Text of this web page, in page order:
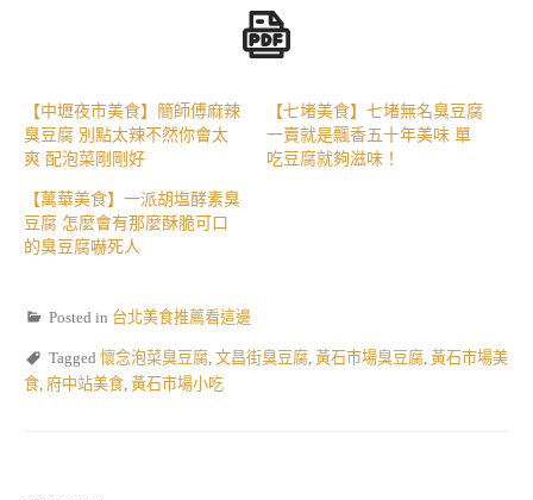
【中壢夜市美食】簡師傅麻辣
臭豆腐 別點太辣不然你會太
爽 配泡菜剛剛好
【七堵美食】七堵無名臭豆腐
一賣就是飄香五十年美味 單
吃豆腐就夠滋味！
【萬華美食】一派胡塩酵素臭
豆腐 怎麼會有那麼酥脆可口
的臭豆腐嚇死人
Posted in 台北美食推薦看這邊
Tagged 懷念泡菜臭豆腐 文昌街臭豆腐 黃石市場臭豆腐 黃石市場美
食 府中站美食 黃石市場小吃